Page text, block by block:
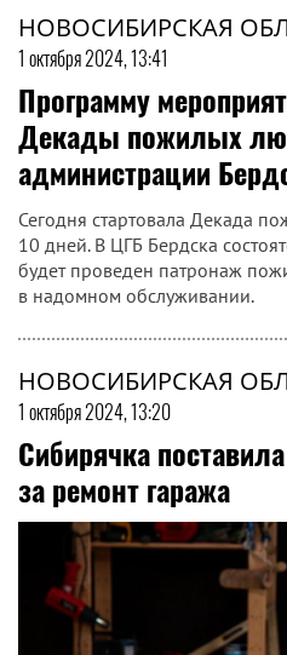
НОВОСИБИРСКАЯ
1 октября 2024, 13:41
Программу
Декады пожилых
администрации
Сегодня стартовала Декада
10 дней. В ЦГБ Бердска
будет проведен патронаж
в надомном обслуживании.
НОВОСИБИРСКАЯ
1 октября 2024, 13:20
Сибирячка
за ремонт гаража